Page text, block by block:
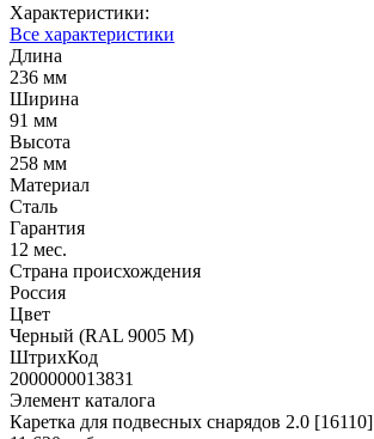
Характеристики:
Все характеристики
Длина
236 мм
Ширина
91 мм
Высота
258 мм
Материал
Сталь
Гарантия
12 мес.
Страна происхождения
Россия
Цвет
Черный (RAL 9005 М)
ШтрихКод
2000000013831
Элемент каталога
Каретка для подвесных снарядов 2.0 [16110]